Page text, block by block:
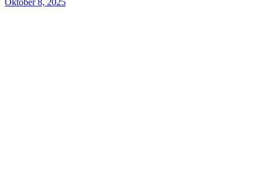
Oktober 8, 2025